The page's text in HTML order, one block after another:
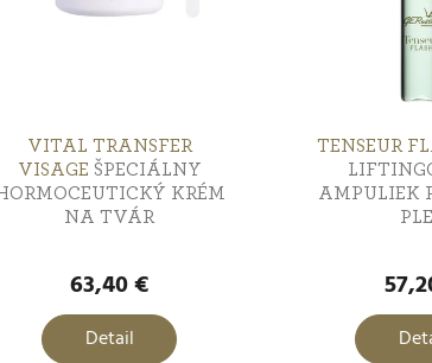
VITAL TRANSFER
VISAGE ŠPECIÁLNY
KRÉM
NA TVÁR
63,40 €
Detail
TENSEUR
AMPULIEK